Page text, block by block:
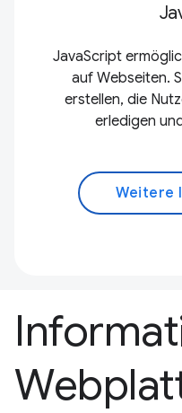
JavaScript
auf Webseiten.
erstellen, die
erledigen
Weitere